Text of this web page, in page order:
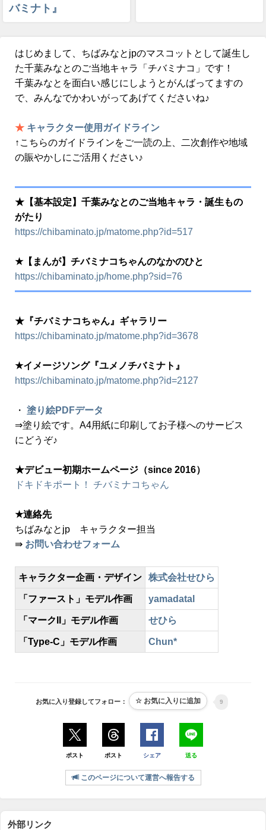
バミナト』
はじめまして、ちばみなとjpのマスコットとして誕生し
た千葉みなとのご当地キャラ「チバミナコ」です！
千葉みなとを面白い感じにしようとがんばってますの
で、みんなでかわいがってあげてくださいね♪
★ キャラクター使用ガイドライン
↑こちらのガイドラインをご一読の上、二次創作や地域
の賑やかしにご活用ください♪
★【基本設定】千葉みなとのご当地キャラ・誕生もの
がたり
https://chibaminato.jp/matome.php?id=517
★【まんが】チバミナコちゃんのなかのひと
https://chibaminato.jp/home.php?sid=76
★『チバミナコちゃん』ギャラリー
https://chibaminato.jp/matome.php?id=3678
★イメージソング『ユメノチバミナト』
https://chibaminato.jp/matome.php?id=2127
・ 塗り絵PDFデータ
⇒塗り絵です。A4用紙に印刷してお子様へのサービス
にどうぞ♪
★デビュー初期ホームページ（since 2016）
ドキドキポート！ チバミナコちゃん
★連絡先
ちばみなとjp キャラクター担当
⇛ お問い合わせフォーム
キャラクター企画・デザイン 株式会社せひら
「ファースト」モデル作画 yamadatal
「マークII」モデル作画 せひら
「Type-C」モデル作画 Chun*
お気に入り登録してフォロー： 9
ポスト ポスト シェア 送る
このページについて運営へ報告する
外部リンク